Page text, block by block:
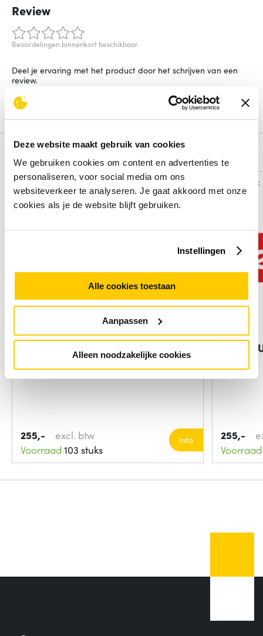
Deze website maakt gebruik van cookies
We gebruiken cookies om content en advertenties te
personaliseren, voor social media om ons
websiteverkeer te analyseren. Je gaat akkoord met onze
cookies als je de website blijft gebruiken.
Instellingen
Alle cookies toestaan
Aanpassen
Alleen noodzakelijke cookies
Review
Beoordelingen binnenkort beschikbaar
Deel je ervaring met het product door het schrijven van een
review.
Schrijf een review
Alternatieven
Vergelijk
Ddr4,3200
255,-
excl. btw
Voorraad 103 stuks
Info
Vergelijk
255,-
Voorraad